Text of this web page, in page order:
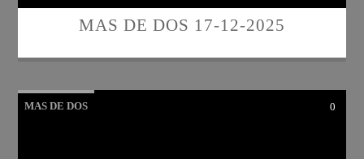
MAS DE DOS 17-12-2025
MAS DE DOS 0